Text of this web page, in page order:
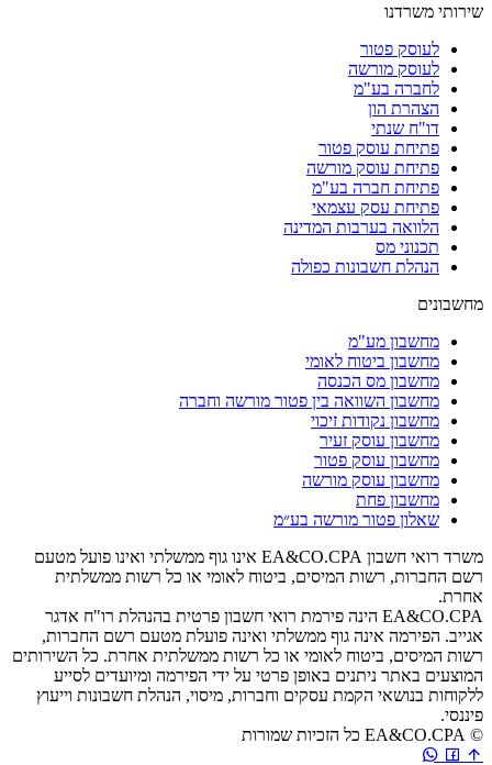
שירותי משרדנו
לעוסק פטור
לעוסק מורשה
לחברה בע"מ
הצהרת הון
דו"ח שנתי
פתיחת עוסק פטור
פתיחת עוסק מורשה
פתיחת חברה בע"מ
פתיחת עסק עצמאי
הלוואה בערבות המדינה
תכנוני מס
הנהלת חשבונות כפולה
מחשבונים
מחשבון מע"מ
מחשבון ביטוח לאומי
מחשבון מס הכנסה
מחשבון השוואה בין פטור מורשה וחברה
מחשבון נקודות זיכוי
מחשבון עוסק זעיר
מחשבון עוסק פטור
מחשבון עוסק מורשה
מחשבון פחת
שאלון פטור מורשה בע״מ
משרד רואי חשבון EA&CO.CPA אינו גוף ממשלתי ואינו פועל מטעם
רשם החברות, רשות המיסים, ביטוח לאומי או כל רשות ממשלתית
אחרת.
EA&CO.CPA הינה פירמת רואי חשבון פרטית בהנהלת רו"ח אדגר
אגייב. הפירמה אינה גוף ממשלתי ואינה פועלת מטעם רשם החברות,
רשות המיסים, ביטוח לאומי או כל רשות ממשלתית אחרת. כל השירותים
המוצעים באתר ניתנים באופן פרטי על ידי הפירמה ומיועדים לסייע
ללקוחות בנושאי הקמת עסקים וחברות, מיסוי, הנהלת חשבונות וייעוץ
פיננסי.
©
EA&CO.CPA כל הזכיות שמורות